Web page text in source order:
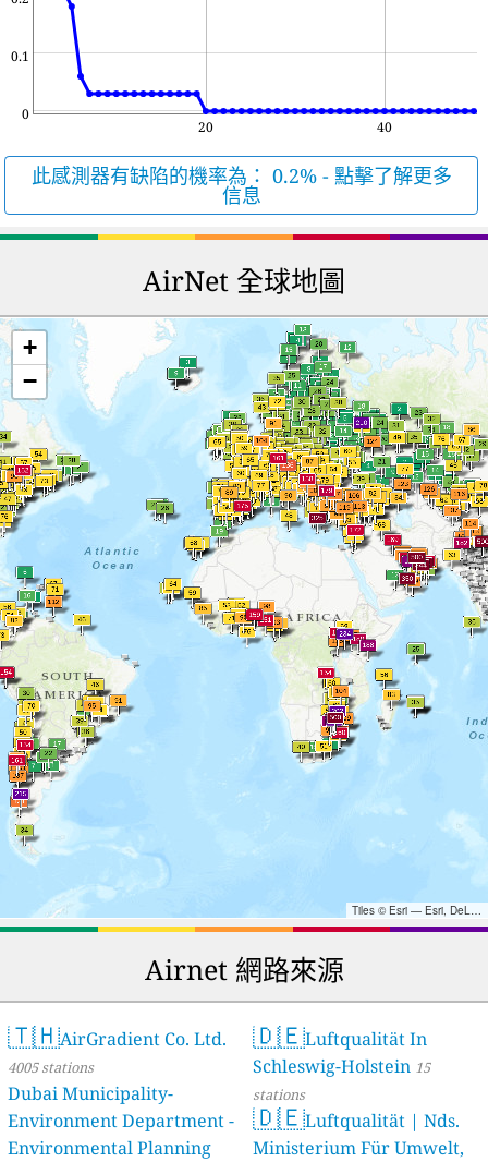
0
0.1
20 40
此感測器有缺陷的機率為： 0.2% - 點擊了解更多
信息
AirNet 全球地圖
+
−
Tiles © Esri — Esri, DeLorme, NAVTEQ, TomTom, Intermap, iPC, USGS, FAO, NPS, NRCAN, GeoBase, Kadaster NL, Ordnance Survey, Esri Japan, METI, Esri China (Hong Kong), and the GIS User Community
Airnet 網路來源
🇹🇭AirGradient Co. Ltd.
4005 stations
Dubai Municipality-
Environment Department -
Environmental Planning
🇩🇪Luftqualität In
Schleswig-Holstein 15
stations
🇩🇪Luftqualität | Nds.
Ministerium Für Umwelt,